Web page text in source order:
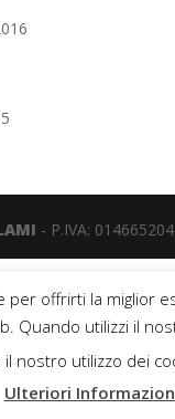
- P.IVA:
per offrirti la miglior
Quando utilizzi il
nostro utilizzo dei
Ulteriori